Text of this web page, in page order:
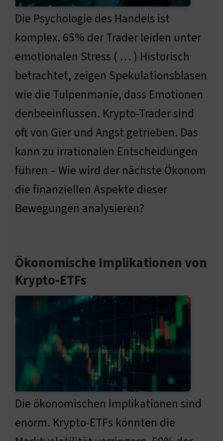
Die Psychologie des Handels ist
komplex. 65% der Trader leiden unter
emotionalen Stress ( … ) Historisch
betrachtet, zeigen Spekulationsblasen
wie die Tulpenmanie, dass Emotionen
denbeeinflussen. Krypto-Trader sind
oft von Gier und Angst getrieben. Das
kann zu irrationalen Entscheidungen
führen – Wie wird der nächste Ökonom
die finanziellen Aspekte dieser
Bewegungen analysieren?
Ökonomische Implikationen von
Krypto-ETFs
Die ökonomischen Implikationen sind
enorm. Krypto-ETFs könnten die